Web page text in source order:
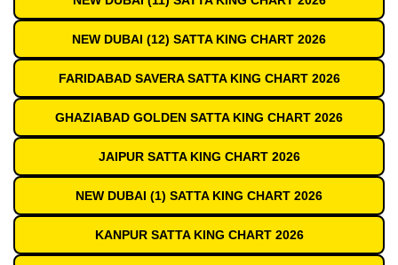
NEW DUBAI (12) SATTA KING CHART 2026
FARIDABAD SAVERA SATTA KING CHART 2026
GHAZIABAD GOLDEN SATTA KING CHART 2026
JAIPUR SATTA KING CHART 2026
NEW DUBAI (1) SATTA KING CHART 2026
KANPUR SATTA KING CHART 2026